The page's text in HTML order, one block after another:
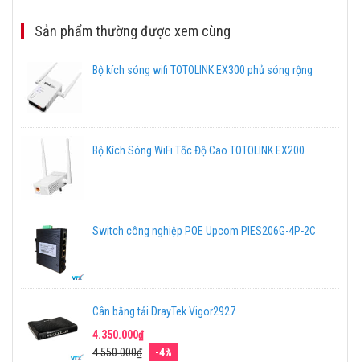
Sản phẩm thường được xem cùng
Bộ kích sóng wifi TOTOLINK EX300 phủ sóng rộng
Bộ Kích Sóng WiFi Tốc Độ Cao TOTOLINK EX200
Switch công nghiệp POE Upcom PIES206G-4P-2C
Cân bằng tải DrayTek Vigor2927
4.350.000₫
4.550.000₫
-4%